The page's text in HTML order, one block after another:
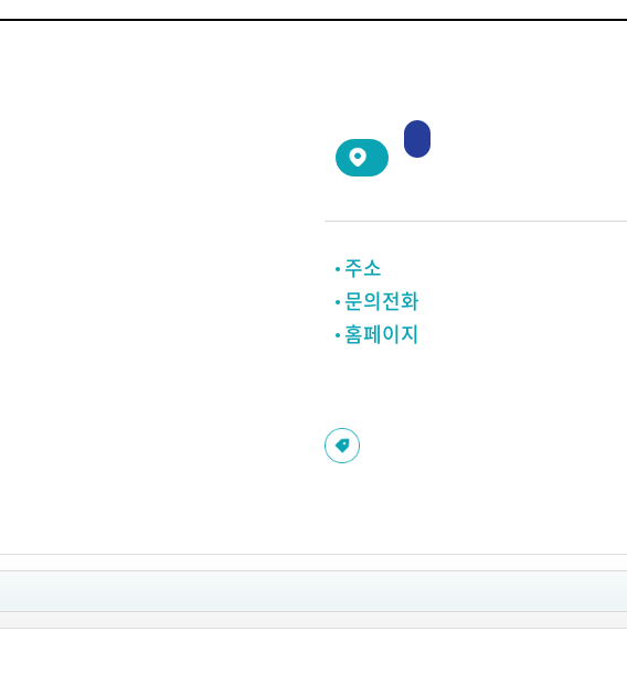
주소
문의전화
홈페이지